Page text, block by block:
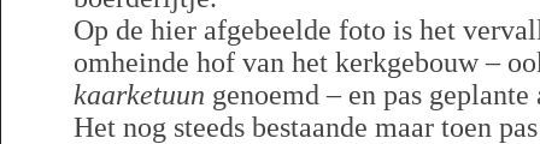
Op de hier afgebeelde foto is het
omheinde hof van het kerkgebouw –
kaarketuun genoemd – en pas
Het nog steeds bestaande maar toen